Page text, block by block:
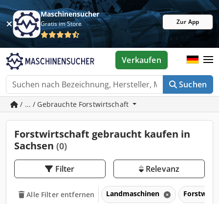
Maschinensucher
Gratis im Store Zur App
Suchen
Verkaufen
/ ... / Gebrauchte Forstwirtschaft
Forstwirtschaft gebraucht kaufen in
Sachsen (0)
Filter Relevanz
Alle Filter entfernen Landmaschinen